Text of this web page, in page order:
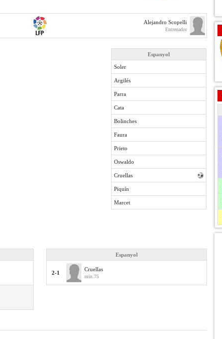
Alejandro Scopelli
Entrenador
Espanyol
Soler
Argilés
Parra
Cata
Bolinches
Faura
Prieto
Oswaldo
Cruellas
Piquín
Marcet
Espanyol
2-1
Cruellas
min.75